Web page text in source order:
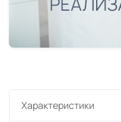
Характеристики